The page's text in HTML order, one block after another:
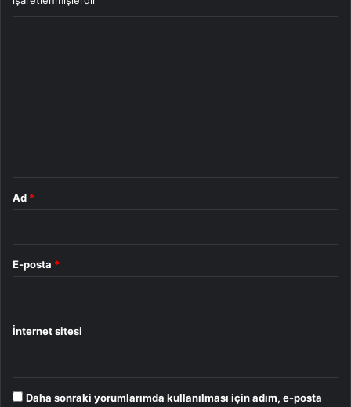
Ad *
E-posta *
İnternet sitesi
Daha sonraki yorumlarımda kullanılması için adım, e-posta